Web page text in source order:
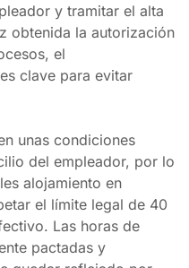
y tramitar el alta
obtenida la autorización
el
clave para evitar
unas condiciones
del empleador, por lo
alojamiento en
el límite legal de 40
Las horas de
pactadas y